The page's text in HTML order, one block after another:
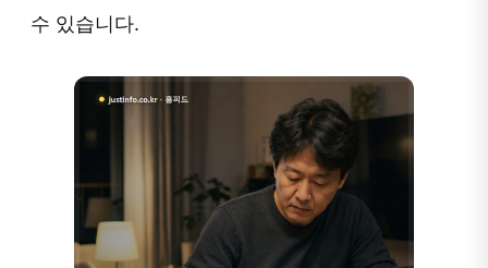
수 있습니다.